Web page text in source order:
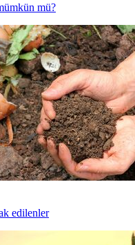
mü?
edilenler